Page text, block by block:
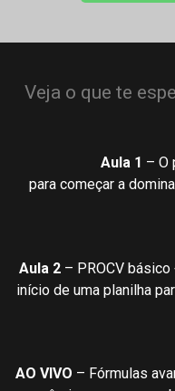
Veja o que te
Aula 1 – O
para começar a
Aula 2– PROCV
início de uma planilha
AO VIVO – Fórmulas